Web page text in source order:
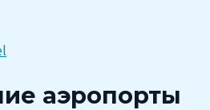
аэропорты